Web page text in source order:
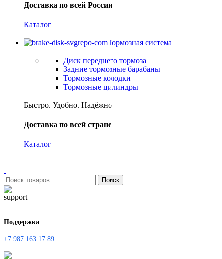
Доставка по всей России
Каталог
Тормозная система
Диск переднего тормоза
Задние тормозные барабаны
Тормозные колодки
Тормозные цилиндры
Быстро. Удобно. Надёжно
Доставка по всей стране
Каталог
Поиск
Поддержка
+7 987 163 17 89